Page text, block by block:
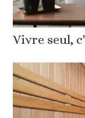
Vivre seul,